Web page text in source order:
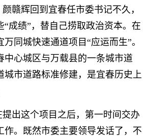
辉回到宜春任市委书记不久，
“成绩”，替自己捞取政治资本。在
同城快速通道项目“应运而生”。
中心城区与万载县的一条城市道
城市道路标准修建，是宜春历史上
这个项目之后，第一时间交办
作。既然市委主要领导发话了，不